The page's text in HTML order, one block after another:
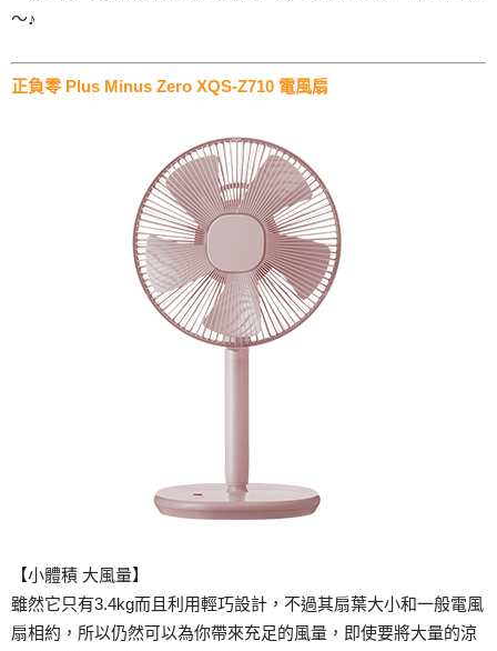
～♪
正負零 Plus Minus Zero XQS-Z710 電風扇
【小體積 大風量】
雖然它只有3.4kg而且利用輕巧設計，不過其扇葉大小和一般電風
扇相約，所以仍然可以為你帶來充足的風量，即使要將大量的涼